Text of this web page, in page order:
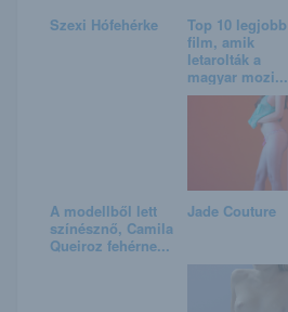
Szexi Hófehérke
Top 10 legjobb
film, amik
letarolták a
magyar mozi...
A modellből lett
színésznő, Camila
Queiroz fehérne...
Jade Couture